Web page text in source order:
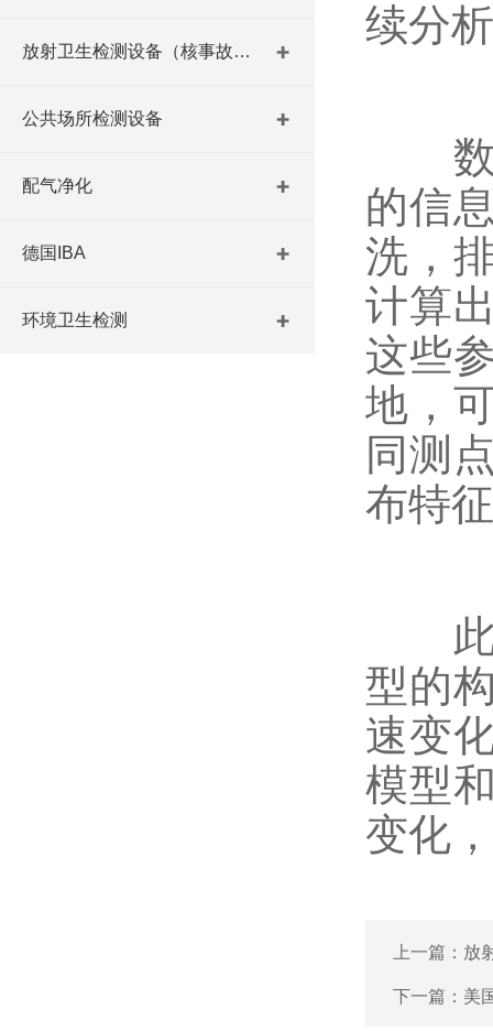
放射卫生检测设备（核事故与放射医学）
公共场所检测设备
配气净化
德国IBA
环境卫生检测
续分
数
的信
洗，
计算
这些
地，
同测
布特
此
型的
速变
模型
变化
上一篇： 放
下一篇： 美